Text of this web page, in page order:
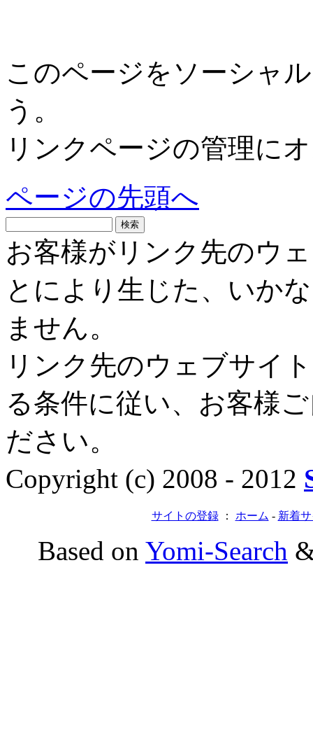
このページをソーシャ
う。
リンクページの管理に
ページの先頭へ
お客様がリンク先のウ
とにより生じた、いか
ません。
リンク先のウェブサイ
る条件に従い、お客様
ださい。
Copyright (c) 2008 - 2012
サイトの登録： ホーム - 新着
Based on Yomi-Search